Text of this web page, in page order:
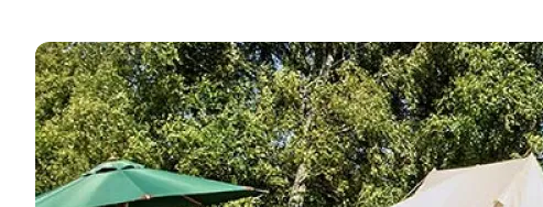
Overnatning i Randers